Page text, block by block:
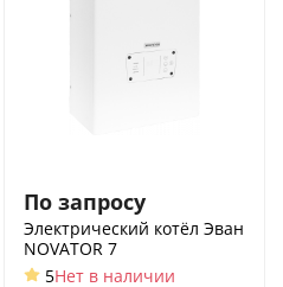
По запросу
Электрический котёл Эван
NOVATOR 7
5Нет в наличии